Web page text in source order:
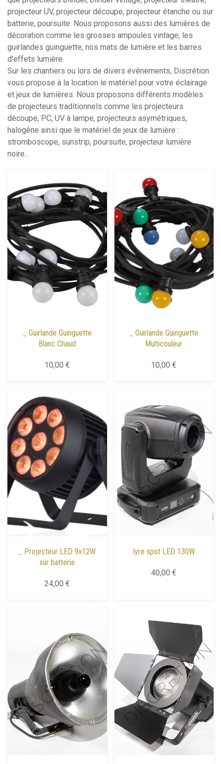
projecteur UV, projecteur découpe, projecteur étanche ou sur
batterie, poursuite. Nous proposons aussi des lumières de
décoration comme les grosses ampoules vintage, les
guirlandes guinguette, nos mats de lumière et les barres
d'effets lumière.
Sur les chantiers ou lors de divers événements, Discrétion
vous propose à la location le matériel pour votre éclairage
et jeux de lumières. Nous proposons différents modèles
de projecteurs traditionnels comme les projecteurs
découpe, PC, UV à lampe, projecteurs asymétriques,
halogène ainsi que le matériel de jeux de lumière :
stromboscope, sunstrip, poursuite, projecteur lumière
noire...
_ Guirlande Guinguette
Blanc Chaud
10,00 €
_ Guirlande Guinguette
Multicouleur
10,00 €
_ Projecteur LED 9x12W
sur batterie
24,00 €
lyre spot LED 130W
40,00 €